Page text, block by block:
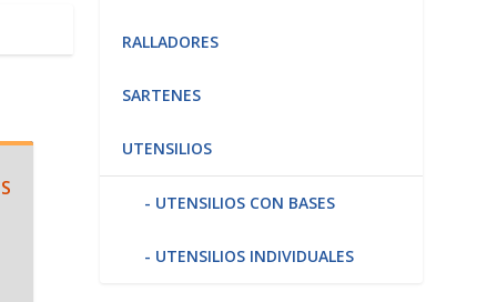
RALLADORES
SARTENES
UTENSILIOS
UTENSILIOS CON BASES
UTENSILIOS INDIVIDUALES